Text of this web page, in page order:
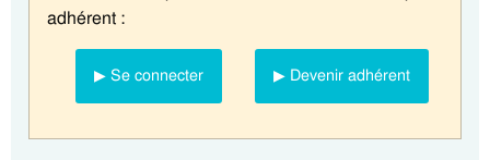
adhérent :
▶ Se connecter ▶ Devenir adhérent